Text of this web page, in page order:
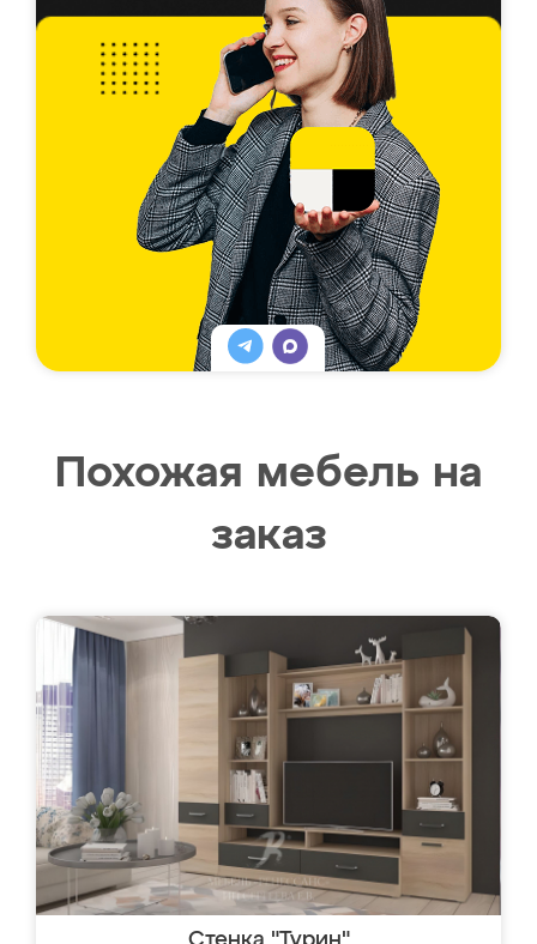
Похожая мебель на
заказ